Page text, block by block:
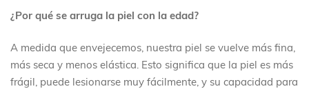
¿Por qué se arruga la piel con la edad?
A medida que envejecemos, nuestra piel se vuelve más fina,
más seca y menos elástica. Esto significa que la piel es más
frágil, puede lesionarse muy fácilmente, y su capacidad para